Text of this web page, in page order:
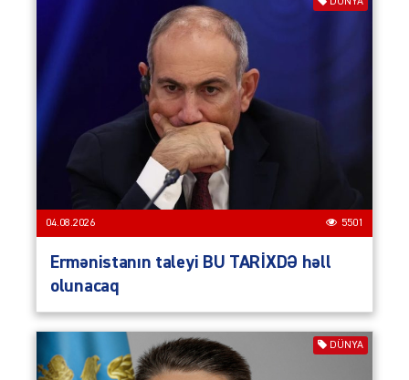
04.08.2026 5501
Ermənistanın taleyi BU TARİXDƏ həll
olunacaq
DÜNYA